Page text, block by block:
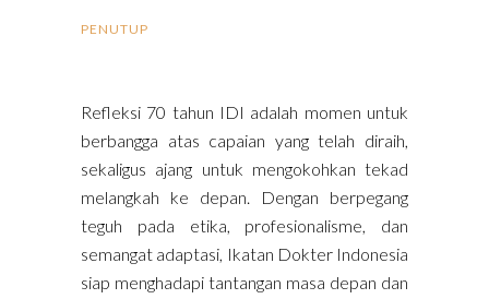
PENUTUP
Refleksi 70 tahun IDI adalah momen untuk
berbangga atas capaian yang telah diraih,
sekaligus ajang untuk mengokohkan tekad
melangkah ke depan. Dengan berpegang
teguh pada etika, profesionalisme, dan
semangat adaptasi, Ikatan Dokter Indonesia
siap menghadapi tantangan masa depan dan